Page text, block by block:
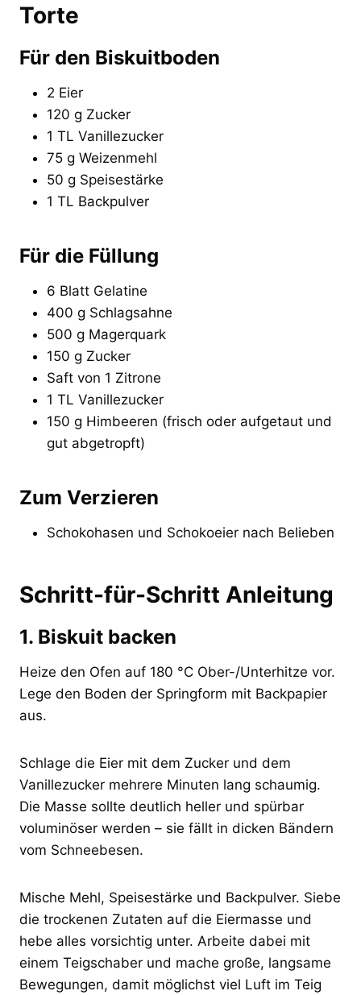
Torte
Für den Biskuitboden
2 Eier
120 g Zucker
1 TL Vanillezucker
75 g Weizenmehl
50 g Speisestärke
1 TL Backpulver
Für die Füllung
6 Blatt Gelatine
400 g Schlagsahne
500 g Magerquark
150 g Zucker
Saft von 1 Zitrone
1 TL Vanillezucker
150 g Himbeeren (frisch oder aufgetaut und
gut abgetropft)
Zum Verzieren
Schokohasen und Schokoeier nach Belieben
Schritt-für-Schritt Anleitung
1. Biskuit backen
Heize den Ofen auf 180 °C Ober-/Unterhitze vor.
Lege den Boden der Springform mit Backpapier
aus.
Schlage die Eier mit dem Zucker und dem
Vanillezucker mehrere Minuten lang schaumig.
Die Masse sollte deutlich heller und spürbar
voluminöser werden – sie fällt in dicken Bändern
vom Schneebesen.
Mische Mehl, Speisestärke und Backpulver. Siebe
die trockenen Zutaten auf die Eiermasse und
hebe alles vorsichtig unter. Arbeite dabei mit
einem Teigschaber und mache große, langsame
Bewegungen, damit möglichst viel Luft im Teig